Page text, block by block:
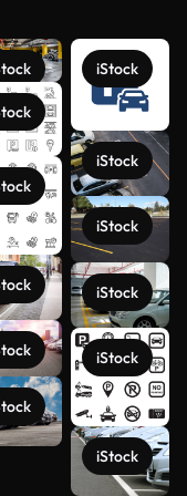
iStock
iStock
iStock
iStock
iStock
iStock